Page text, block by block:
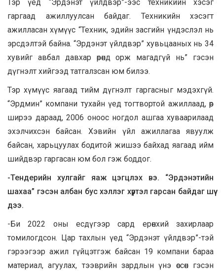
Тэр үед “Эрдэнэт үйлдвэр”-ээс техникийн хэсэг
гаргаад ажиллуулсан байдаг. Техникийн хэсэгт
ажилласан хүмүүс “Техник, эдийн засгийн үндэслэл нь
эрсдэлтэй байна. “Эрдэнэт үйлдвэр” хувьцааных нь 34
хувийг авбал давхар өрөнд орж магадгүй нь” гэсэн
дүгнэлт хийгээд татгалзсан юм билээ.
Тэр хүмүүс яагаад тийм дүгнэлт гаргасныг мэдэхгүй.
“Эрдмин” компани тухайн үед тогтвортой ажиллаад, өр
ширээ дараад, 2006 оноос ногдол ашгаа хуваарилаад
эхэлчихсэн байсан. Хэвийн үйл ажиллагаа явуулж
байсан, харьцуулах бодитой жишээ байхад яагаад ийм
шийдвэр гаргасан юм бол гэж боддог.
-Тендерийн хулгайг яаж цэгцлэх вэ. “Эрдэнэтийн
шахаа” гэсэн албан бус хэллэг хүртэл гарсан байдаг шүү
дээ.
-Би 2022 оны есдүгээр сард ерөнхий захирлаар
томилогдсон. Цар тахлын үед “Эрдэнэт үйлдвэр”-тэй
гэрээгээр ажил гүйцэтгэж байсан 19 компани бараа
материал, агуулах, тээврийн зардлын үнэ өссөн гэсэн